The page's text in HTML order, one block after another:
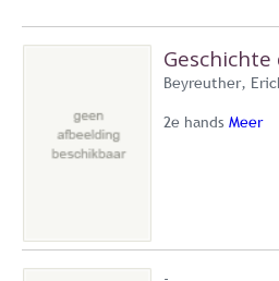
Beyreuther,
2e hands Meer